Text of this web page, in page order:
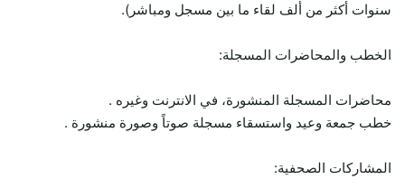
سنوات أكثر من ألف لقاء ما بين مسجل ومباشر).
الخطب والمحاضرات المسجلة:
محاضرات المسجلة المنشورة، في الانترنت وغيره .
خطب جمعة وعيد واستسقاء مسجلة صوتاً وصورة منشورة .
المشاركات الصحفية: